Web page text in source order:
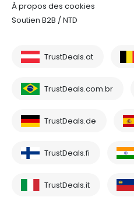
À propos des cookies
Soutien B2B / NTD
TrustDeals.at
TrustDeals.com.br
TrustDeals.de
TrustDeals.fi
TrustDeals.it